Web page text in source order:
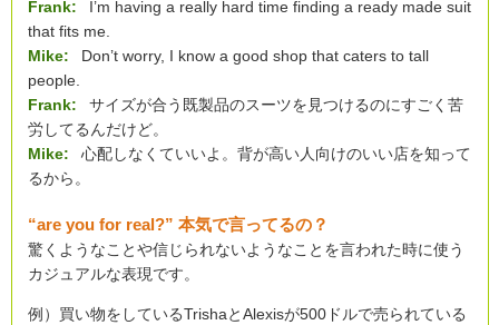
Frank:
I’m having a really hard time finding a ready made suit
that fits me.
Mike:
Don’t worry, I know a good shop that caters to tall
people.
Frank:
サイズが合う既製品のスーツを見つけるのにすごく苦
労してるんだけど。
Mike:
心配しなくていいよ。背が高い人向けのいい店を知って
るから。
“are you for real?” 本気で言ってるの？
驚くようなことや信じられないようなことを言われた時に使う
カジュアルな表現です。
例）買い物をしているTrishaとAlexisが500ドルで売られている